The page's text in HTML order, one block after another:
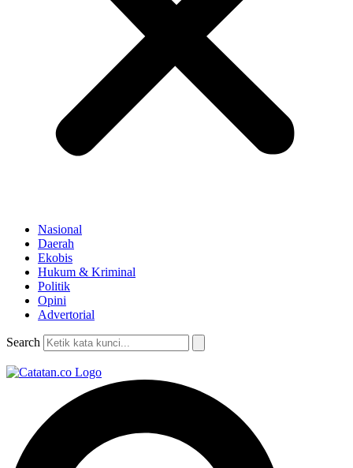
Nasional
Daerah
Ekobis
Hukum & Kriminal
Politik
Opini
Advertorial
Search